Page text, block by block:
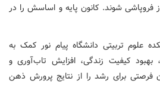
فروپاشی شوند. کانون پایه و اساسش را در
علوم تربیتی دانشگاه پیام نور کمک به
بهبود کیفیت زندگی، افزایش تاب‌آوری و
فرصتی برای رشد را از نتایج پرورش ذهن